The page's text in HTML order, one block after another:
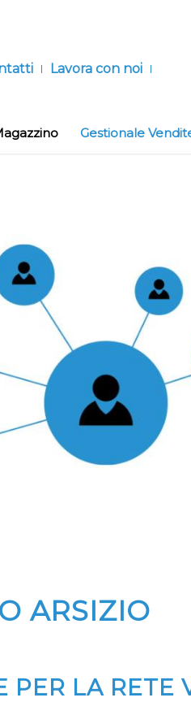
Lavora con noi
Gestionale
ARSIZIO
PER LA RETE